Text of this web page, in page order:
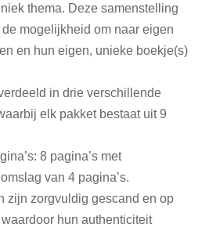
thema. Deze samenstelling
mogelijkheid om naar eigen
en hun eigen, unieke boekje(s)
in drie verschillende
elk pakket bestaat uit 9
8 pagina’s met
van 4 pagina’s.
zijn zorgvuldig gescand en op
hun authenticiteit